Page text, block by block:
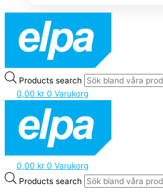
Products search
0,00 kr 0 Varukorg
0,00 kr 0 Varukorg
Products search